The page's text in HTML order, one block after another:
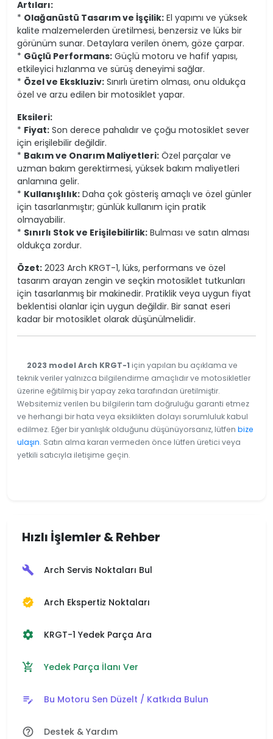
Artıları:
* Olağanüstü Tasarım ve İşçilik: El yapımı ve yüksek
kalite malzemelerden üretilmesi, benzersiz ve lüks bir
görünüm sunar. Detaylara verilen önem, göze çarpar.
* Güçlü Performans: Güçlü motoru ve hafif yapısı,
etkileyici hızlanma ve sürüş deneyimi sağlar.
* Özel ve Ekskluziv: Sınırlı üretim olması, onu oldukça
özel ve arzu edilen bir motosiklet yapar.
Eksileri:
* Fiyat: Son derece pahalıdır ve çoğu motosiklet sever
için erişilebilir değildir.
* Bakım ve Onarım Maliyetleri: Özel parçalar ve
uzman bakım gerektirmesi, yüksek bakım maliyetleri
anlamına gelir.
* Kullanışlılık: Daha çok gösteriş amaçlı ve özel günler
için tasarlanmıştır; günlük kullanım için pratik
olmayabilir.
* Sınırlı Stok ve Erişilebilirlik: Bulması ve satın alması
oldukça zordur.
Özet: 2023 Arch KRGT-1, lüks, performans ve özel
tasarım arayan zengin ve seçkin motosiklet tutkunları
için tasarlanmış bir makinedir. Pratiklik veya uygun fiyat
beklentisi olanlar için uygun değildir. Bir sanat eseri
kadar bir motosiklet olarak düşünülmelidir.
2023 model Arch KRGT-1 için yapılan bu açıklama ve
teknik veriler yalnızca bilgilendirme amaçlıdır ve motosikletler
üzerine eğitilmiş bir yapay zeka tarafından üretilmiştir.
Websitemiz verilen bu bilgilerin tam doğruluğu garanti etmez
ve herhangi bir hata veya eksiklikten dolayı sorumluluk kabul
edilmez. Eğer bir yanlışlık olduğunu düşünüyorsanız, lütfen bize
ulaşın. Satın alma kararı vermeden önce lütfen üretici veya
yetkili satıcıyla iletişime geçin.
Hızlı İşlemler & Rehber
build Arch Servis Noktaları Bul
verified Arch Ekspertiz Noktaları
settings KRGT-1 Yedek Parça Ara
add_shopping_cart Yedek Parça İlanı Ver
edit_note Bu Motoru Sen Düzelt / Katkıda Bulun
help_outline Destek & Yardım